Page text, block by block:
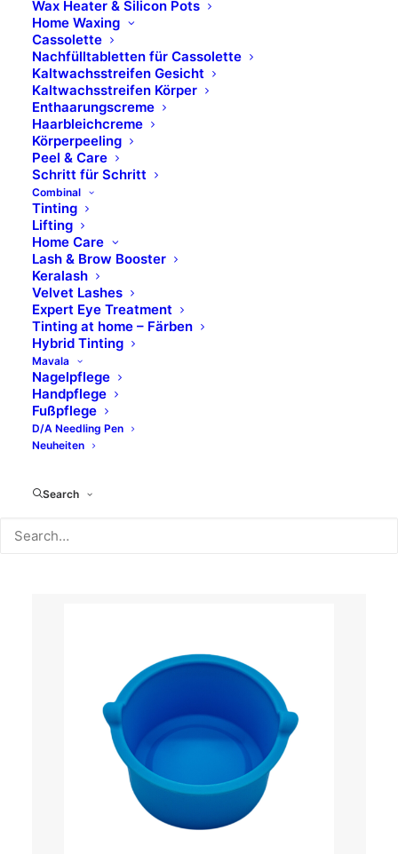
Wax Heater & Silicon Pots
Home Waxing
Cassolette
Nachfülltabletten für Cassolette
Kaltwachsstreifen Gesicht
Kaltwachsstreifen Körper
Enthaarungscreme
Haarbleichcreme
Körperpeeling
Peel & Care
Schritt für Schritt
Combinal
Tinting
Lifting
Home Care
Lash & Brow Booster
Keralash
Velvet Lashes
Expert Eye Treatment
Tinting at home – Färben
Hybrid Tinting
Mavala
Nagelpflege
Handpflege
Fußpflege
D/A Needling Pen
Neuheiten
Search
Silicone Pot - NEU
mint
innovativer Silikoneinsatz für Wax Heater
(ART. 7100100)
zum Erhitzen von Filmwachs,
Wachsperlen, wasser- und öllöslichen
Heißwachsen
garantiert ein sauberes und schnelles
Arbeiten
Durchmesser 110 mm, Höhe 71 mm
ART. 7100099 – Stück